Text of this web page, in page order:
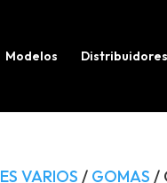
Modelos Distribuidores
productos
VARIOS / GOMAS /